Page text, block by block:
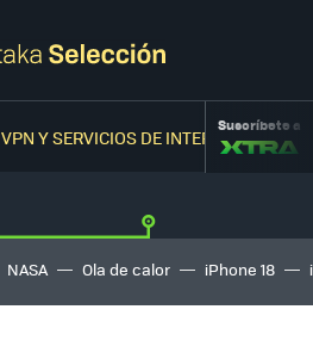
VPN Y SERVICIOS DE INTERNETSuscríbete a
NASA Ola de calor iPhone 18